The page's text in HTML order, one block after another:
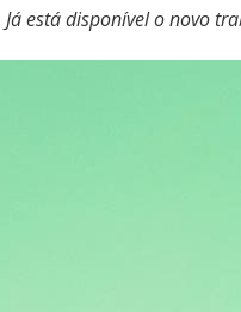
Já está disponível o novo